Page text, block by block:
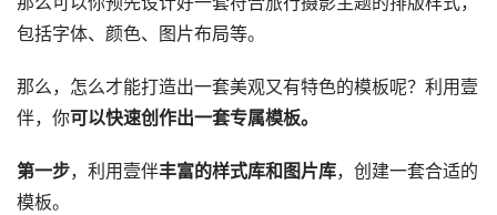
包括字体、颜色、图片布局等。
那么，怎么才能打造出一套美观又有特色的模板呢？利用壹
伴，你可以快速创作出一套专属模板。
第一步，利用壹伴丰富的样式库和图片库，创建一套合适的
模板。